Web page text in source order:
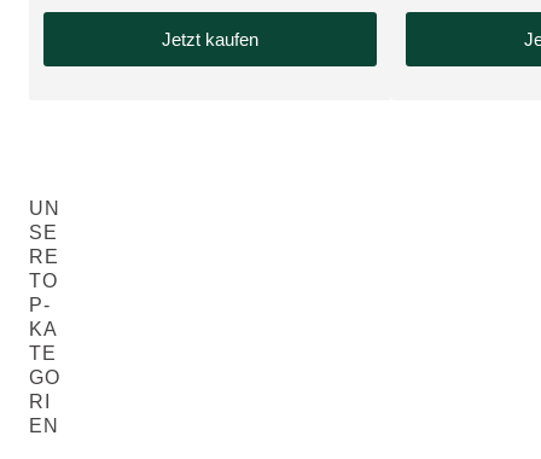
Jetzt kaufen
UN
SE
RE
TO
P-
KA
TE
GO
RI
EN